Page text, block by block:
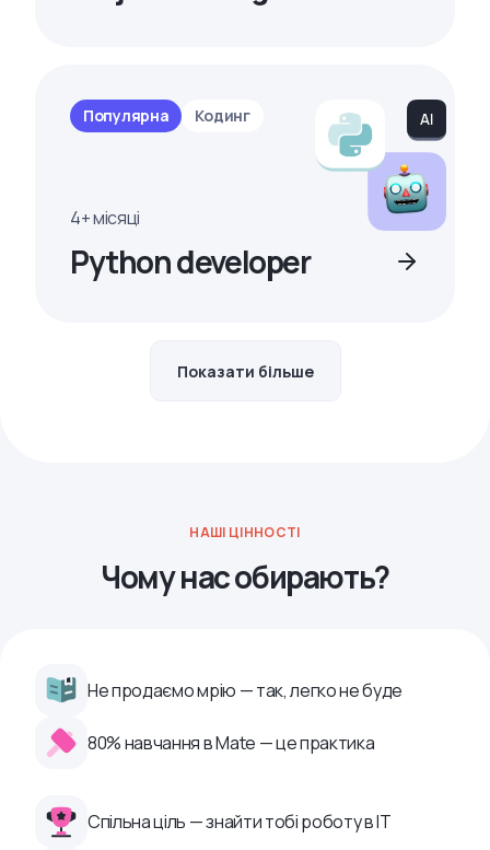
Популярна Кодинг
4+ місяці
Python developer
Показати більше
НАШІ ЦІННОСТІ
Чому нас обирають?
Не продаємо мрію — так, легко не буде
80% навчання в Mate — це практика
Спільна ціль — знайти тобі роботу в ІТ